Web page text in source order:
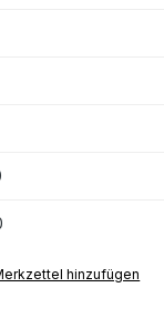
hinzufügen